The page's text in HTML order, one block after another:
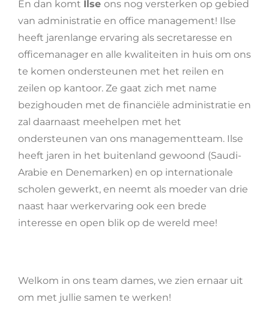
En dan komt Ilse ons nog versterken op gebied
van administratie en office management! Ilse
heeft jarenlange ervaring als secretaresse en
officemanager en alle kwaliteiten in huis om ons
te komen ondersteunen met het reilen en
zeilen op kantoor. Ze gaat zich met name
bezighouden met de financiële administratie en
zal daarnaast meehelpen met het
ondersteunen van ons managementteam. Ilse
heeft jaren in het buitenland gewoond (Saudi-
Arabie en Denemarken) en op internationale
scholen gewerkt, en neemt als moeder van drie
naast haar werkervaring ook een brede
interesse en open blik op de wereld mee!
Welkom in ons team dames, we zien ernaar uit
om met jullie samen te werken!